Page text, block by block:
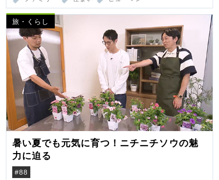
旅・くらし
暑い夏でも元気に育つ！ニチニチソウの魅
力に迫る
#88